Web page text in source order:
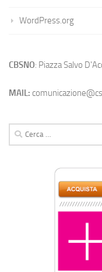
WordPress.org
CBSNO: Piazza Salvo
MAIL:
Ricerca
per: